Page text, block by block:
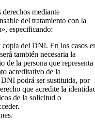
mediante
del tratamiento con la
especificando:
del DNI. En los casos
también necesaria la
de la persona que representa
acreditativo de la
podrá ser sustituida, por
que acredite la
de la solicitud o